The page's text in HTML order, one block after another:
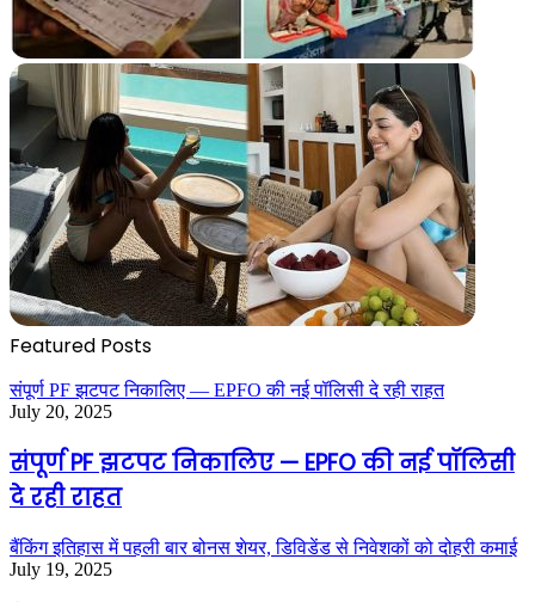
Featured Posts
संपूर्ण PF झटपट निकालिए — EPFO की नई पॉलिसी दे रही राहत
July 20, 2025
संपूर्ण PF झटपट निकालिए — EPFO की नई पॉलिसी
दे रही राहत
बैंकिंग इतिहास में पहली बार बोनस शेयर, डिविडेंड से निवेशकों को दोहरी कमाई
July 19, 2025